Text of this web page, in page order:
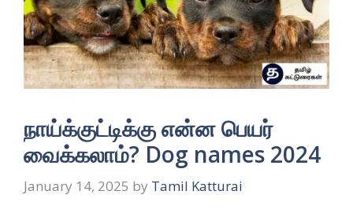
நாய்க்குட்டிக்கு என்ன பெயர்
வைக்கலாம்? Dog names 2024
January 14, 2025 by Tamil Katturai